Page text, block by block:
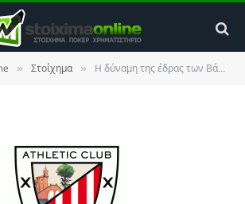
» Στοίχημα » Η δύναμη της έδρας των Βάσκων
27 FEBRUARY 2011
2 COMMENTS 2 MINS READ